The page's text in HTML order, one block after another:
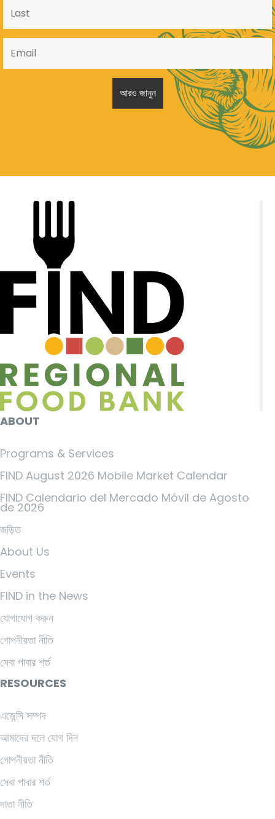
ABOUT
Programs & Services
FIND August 2026 Mobile Market Calendar
FIND Calendario del Mercado Móvil de Agosto
de 2026
জড়িত
About Us
Events
FIND in the News
যোগাযোগ করুন
গোপনীয়তা নীতি
সেবা পাবার শর্ত
RESOURCES
এজেন্সি সম্পদ
আমাদের দলে যোগ দিন
গোপনীয়তা নীতি
সেবা পাবার শর্ত
দাতা নীতি